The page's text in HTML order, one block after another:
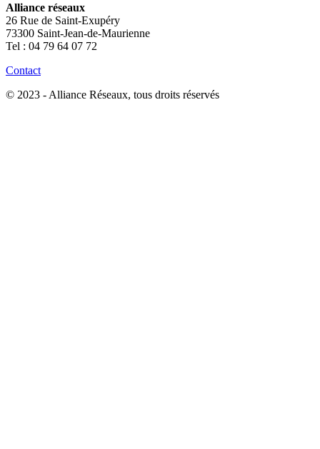
Alliance réseaux
26 Rue de Saint-Exupéry
73300 Saint-Jean-de-Maurienne
Tel : 04 79 64 07 72
Contact
© 2023 - Alliance Réseaux, tous droits réservés